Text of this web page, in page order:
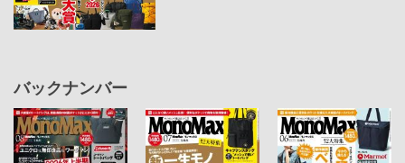
バックナンバー